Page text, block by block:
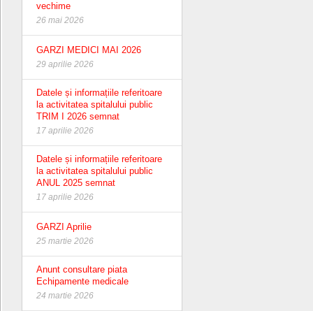
vechime
26 mai 2026
GARZI MEDICI MAI 2026
29 aprilie 2026
Datele și informațiile referitoare
la activitatea spitalului public
TRIM I 2026 semnat
17 aprilie 2026
Datele și informațiile referitoare
la activitatea spitalului public
ANUL 2025 semnat
17 aprilie 2026
GARZI Aprilie
25 martie 2026
Anunt consultare piata
Echipamente medicale
24 martie 2026